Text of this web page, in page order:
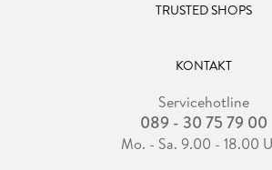
TRUSTED SHOPS
KONTAKT
Servicehotline
089 - 30 75 79 00
Mo. - Sa. 9.00 - 18.00